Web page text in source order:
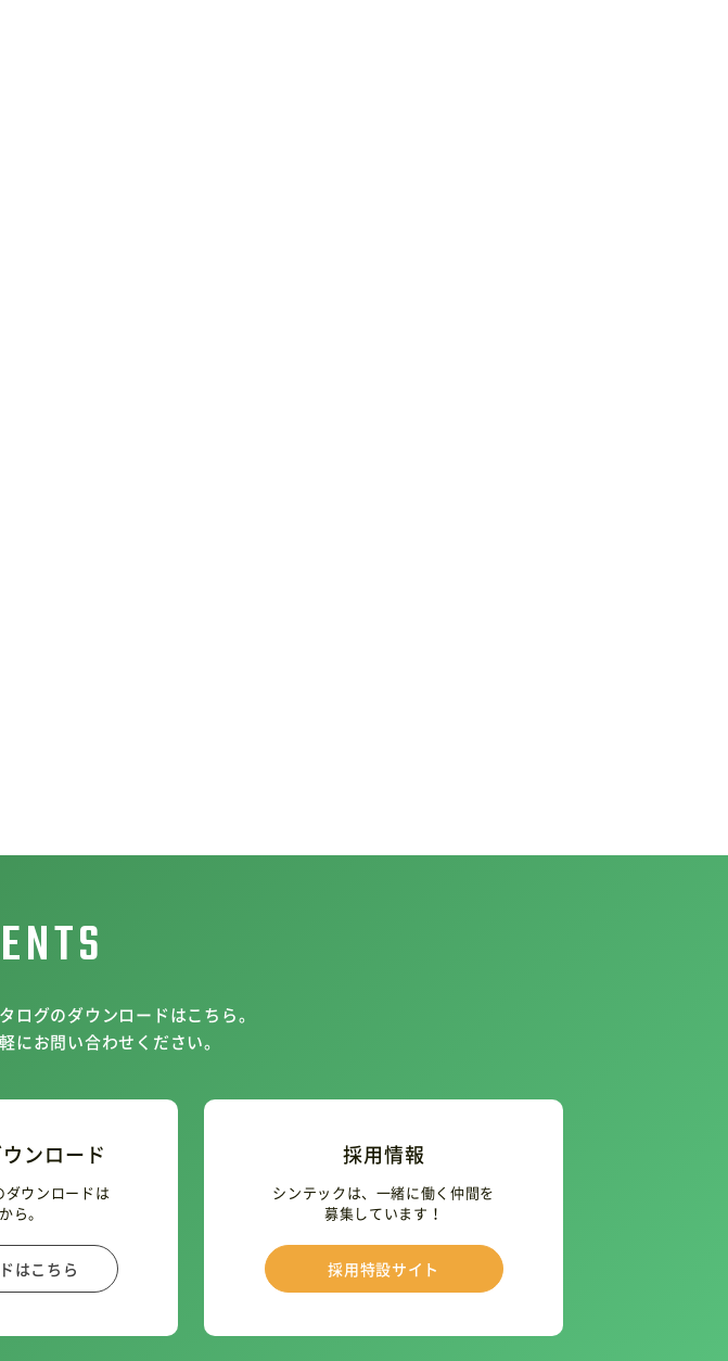
ログのダウンロードはこちら。
にお問い合わせください。
ンロード
ダウンロードは
ら。
はこちら
採用情報
シンテックは、一緒に働く仲間を
募集しています！
採用特設サイト